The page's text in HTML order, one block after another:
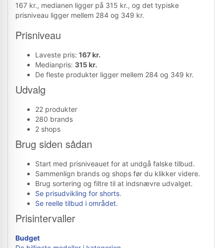
167 kr., medianen ligger på 315 kr., og det typiske
prisniveau ligger mellem 284 og 349 kr.
Prisniveau
Laveste pris: 167 kr.
Medianpris: 315 kr.
De fleste produkter ligger mellem 284 og 349 kr.
Udvalg
22 produkter
280 brands
2 shops
Brug siden sådan
Start med prisniveauet for at undgå falske tilbud.
Sammenlign brands og shops før du klikker videre.
Brug sortering og filtre til at indsnævre udvalget.
Se prisudvikling for shorts.
Se reelle tilbud i området.
Prisintervaller
Budget